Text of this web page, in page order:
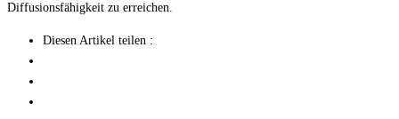
Diffusionsfähigkeit zu erreichen.
Diesen Artikel teilen :